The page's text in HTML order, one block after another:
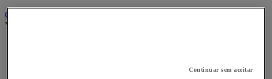
Carro e reboque de movimentação industriais
Ver todas as categorias
Continuar sem aceitar